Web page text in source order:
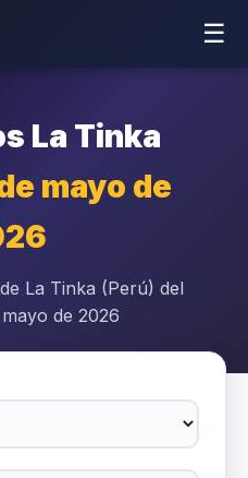
☰
La Tinka
mayo de
La Tinka (Perú) del
de 2026